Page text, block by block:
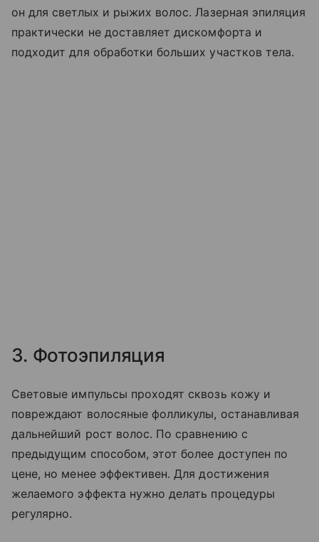
он для светлых и рыжих волос. Лазерная эпиляция
практически не доставляет дискомфорта и
подходит для обработки больших участков тела.
3. Фотоэпиляция
Световые импульсы проходят сквозь кожу и
повреждают волосяные фолликулы, останавливая
дальнейший рост волос. По сравнению с
предыдущим способом, этот более доступен по
цене, но менее эффективен. Для достижения
желаемого эффекта нужно делать процедуры
регулярно.